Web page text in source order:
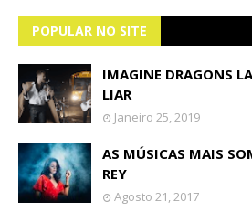
POPULAR NO SITE
IMAGINE DRAGONS
LIAR
Janeiro 25, 2019
AS MÚSICAS MAIS
REY
Agosto 21, 2017